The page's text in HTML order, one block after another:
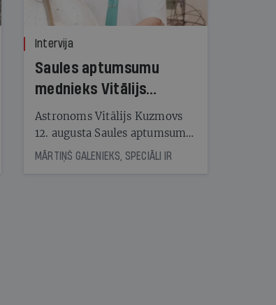
Intervija
Saules aptumsumu
mednieks Vitālijs
Kuzmovs
Astronoms Vitālijs Kuzmovs
12. augusta Saules aptumsumu
dosies vērot Maļorkā, kur tas
būs pilns. Jau nākamajā dienā
MĀRTIŅŠ GALENIEKS, SPECIĀLI IR